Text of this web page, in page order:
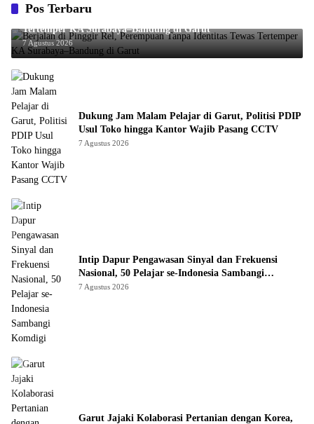
Pos Terbaru
Berjalan di Pinggir Rel, Perempuan Tanpa Identitas Tewas
Tertemper KA Surabaya–Bandung di Garut
7 Agustus 2026
Dukung Jam Malam Pelajar di Garut, Politisi PDIP
Usul Toko hingga Kantor Wajib Pasang CCTV
7 Agustus 2026
Intip Dapur Pengawasan Sinyal dan Frekuensi
Nasional, 50 Pelajar se-Indonesia Sambangi
Komdigi
7 Agustus 2026
Garut Jajaki Kolaborasi Pertanian dengan Korea,